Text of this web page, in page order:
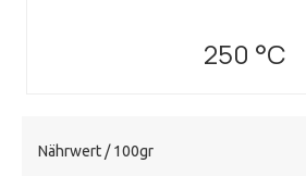
250 °C
Nährwert / 100gr